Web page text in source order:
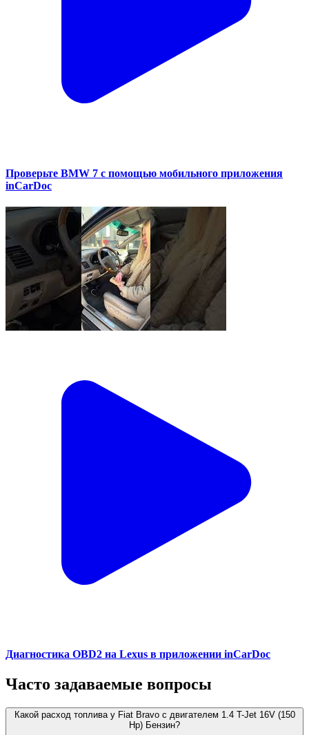
Проверьте BMW 7 с помощью мобильного приложения
inCarDoc
Диагностика OBD2 на Lexus в приложении inCarDoc
Часто задаваемые вопросы
Какой расход топлива у Fiat Bravo с двигателем 1.4 T-Jet 16V (150
Hp) Бензин?